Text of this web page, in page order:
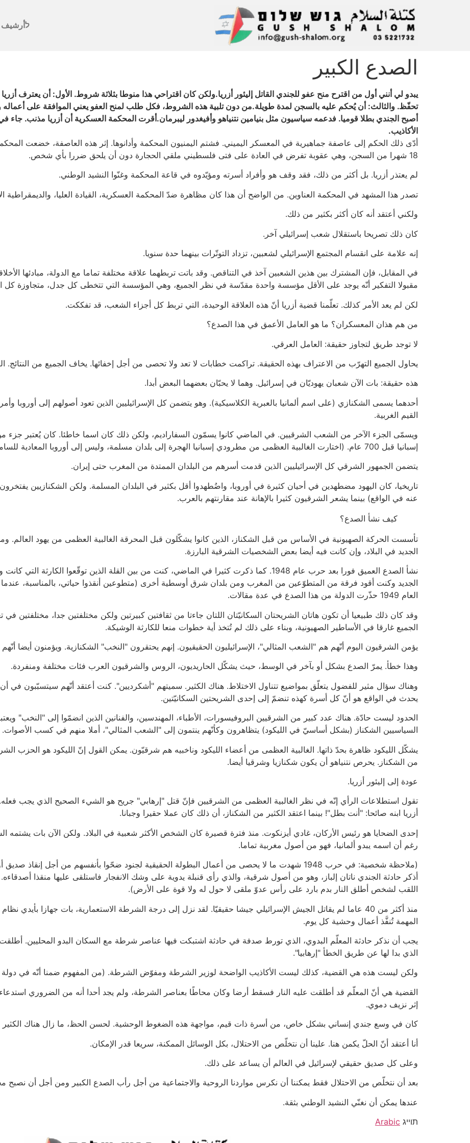
לأرشيف
الصدع الكبير
يبدو لي أنني أول من اقترح منح عفو للجندي القاتل إليئور أزريا.ولكن كان اقتراحي هذا منوطا بثلاثة شروط. الأول: أن يعترف أزريا
تحفّظ. والثالث: أن يُحكم عليه بالسجن لمدة طويلة.من دون تلبية هذه الشروط، فكل طلب لمنح العفو يعني الموافقة على
أصبح الجندي بطلا قوميا. فدعمه سياسيون مثل بنيامين نتنياهو وأفيغدور ليبرمان.أقرت المحكمة العسكرية أن أزريا مذنب.
الأكاذيب.
أدّى ذلك الحكم إلى عاصفة جماهيرية في المعسكر اليميني. فشتم اليمنيون المحكمة وأدانوها. إثر هذه العاصفة، خضعت
18 شهرا من السجن، وهي عقوبة تفرض في العادة على فتى فلسطيني ملقي الحجارة دون أن يلحق ضررا بأي شخص.
لم يعتذر أزريا. بل أكثر من ذلك، فقد وقف هو وأفراد أسرته ومؤيّدوه في قاعة المحكمة وغنّوا النشيد الوطني.
تصدر هذا المشهد في المحكمة العناوين. من الواضح أن هذا كان مظاهرة ضدّ المحكمة العسكرية، القيادة العليا، والديمقراطية
ولكني أعتقد أنه كان أكثر بكثير من ذلك.
كان ذلك تصريحا باستقلال شعب إسرائيلي آخر.
إنه علامة على انقسام المجتمع الإسرائيلي لشعبين، تزداد التوتّرات بينهما حدة سنويا.
في المقابل، فإن المشترك بين هذين الشعبين آخذ في التناقص. وقد باتت تربطهما علاقة مختلفة تماما مع الدولة، مبادئها
مقبولا التفكير أنّه يوجد على الأقل مؤسسة واحدة مقدّسة في نظر الجميع، وهي المؤسسة التي تتخطى كل جدل، متجاوزة كل
لكن لم يعد الأمر كذلك. تعلّمنا قضية أزريا أنّ هذه العلاقة الوحيدة، التي تربط كل أجزاء الشعب، قد تفككت.
من هم هذان المعسكران؟ ما هو العامل الأعمق في هذا الصدع؟
لا توجد طريق لتجاوز حقيقة: العامل العرقي.
يحاول الجميع التهرّب من الاعتراف بهذه الحقيقة. تراكمت خطابات لا تعد ولا تحصى من أجل إخفائها. يخاف الجميع من النتائج.
هذه حقيقة: بات الآن شعبان يهوديّان في إسرائيل. وهما لا يحبّان بعضهما البعض أبدا.
أحدهما يسمى الشكنازي (على اسم ألمانيا بالعبرية الكلاسيكية). وهو يتضمن كل الإسرائيليين الذين تعود أصولهم إلى أوروبا
القيم الغربية.
ويسمّى الجزء الآخر من الشعب الشرقيين. في الماضي كانوا يسمّون السفاراديم، ولكن ذلك كان اسما خاطئا. كان يُعتبر
إسبانيا قبل 700 عام. (اختارت الغالبية العظمى من مطرودي إسبانيا الهجرة إلى بلدان مسلمة، وليس إلى أوروبا المعادية للسامية).
يتضمن الجمهور الشرقي كل الإسرائيليين الذين قدمت أسرهم من البلدان الممتدة من المغرب حتى إيران.
تاريخيا، كان اليهود مضطهدين في أحيان كثيرة في أوروبا، واضُطهدوا أقل بكثير في البلدان المسلمة. ولكن الشكنازيين
عنه في الواقع) بينما يشعر الشرقيون كثيرا بالإهانة عند مقارنتهم بالعرب.
كيف نشأ الصدع؟
تأسست الحركة الصهيونية في الأساس من قبل الشكناز، الذين كانوا يشكّلون قبل المحرقة الغالبية العظمى من يهود العالم.
الجديد في البلاد، وإن كانت فيه أيضا بعض الشخصيات الشرقية البارزة.
نشأ الصدع العميق فورا بعد حرب عام 1948. كما ذكرت كثيرا في الماضي، كنت من بين القلة الذين توقّعوا
الجديد وكنت أقود فرقة من المتطوّعين من المغرب ومن بلدان شرق أوسطية أخرى (متطوعين أنقذوا حياتي، بالمناسبة،
العام 1949 حذّرت الدولة من هذا الصدع في عدة مقالات.
وقد كان ذلك طبيعيا أن تكون هاتان الشريحتان السكانيّتان اللتان جاءتا من ثقافتين كبيرتين ولكن مختلفتين جدا، مختلفتين
الجميع غارقا في الأساطير الصهيونية، وبناء على ذلك لم تُتخذ أية خطوات منعا للكارثة الوشيكة.
يؤمن الشرقيون اليوم أنّهم هم "الشعب المثالي"، الإسرائيليون الحقيقيون. إنهم يحتقرون "النخب" الشكنازية. ويؤمنون أيضا
وهذا خطأ. يمرّ الصدع بشكل أو بآخر في الوسط، حيث يشكّل الحاريديون، الروس والشرقيون العرب فئات مختلفة ومنفردة.
وهناك سؤال مثير للفضول يتعلّق بمواضيع تتناول الاختلاط. هناك الكثير. سميتهم "أشكرديين". كنت أعتقد أنّهم سيتسبّبون في
يحدث في الواقع هو أنّ كل أسرة كهذه تنضمّ إلى إحدى الشريحتين السكانيّتين.
الحدود ليست حادّة. هناك عدد كبير من الشرقيين البروفيسورات، الأطباء، المهندسين، والفنانين الذين انضمّوا إلى "النخب"
السياسيين الشكناز (بشكل أساسيّ في الليكود) يتظاهرون وكأنّهم ينتمون إلى "الشعب المثالي"، أملا منهم في كسب الأصوات.
يشكّل الليكود ظاهرة بحدّ ذاتها. الغالبية العظمى من أعضاء الليكود وناخبيه هم شرقيّون. يمكن القول إنّ الليكود هو الحزب
من الشكناز. يحرص نتنياهو أن يكون شكنازيا وشرقيا أيضا.
عودة إلى إليئور أزريا.
تقول استطلاعات الرأي إنّه في نظر الغالبية العظمى من الشرقيين فإنّ قتل "إرهابي" جريح هو الشيء الصحيح الذي يجب
أزريا ابنه صائحا: "أنت بطل"! بينما اعتقد الكثير من الشكناز، أن ذلك كان عملا حقيرا وجبانا.
إحدى الضحايا هو رئيس الأركان، غادي أيزنكوت. منذ فترة قصيرة كان الشخص الأكثر شعبية في البلاد. ولكن الآن بات يشتمه
رغم أن اسمه يبدو ألمانيا، فهو من أصول مغربية تماما.
(ملاحظة شخصية: في حرب 1948 شهدت ما لا يحصى من أعمال البطولة الحقيقية لجنود ضحّوا بأنفسهم من أجل
أذكر حادثة الجندي ناتان إلباز، وهو من أصول شرقية، والذي رأى قنبلة يدوية على وشك الانفجار فاستلقى عليها منقذا
اللقب لشخص أطلق النار بدم بارد على رأس عدوّ ملقى لا حول له ولا قوة على الأرض).
منذ أكثر من 40 عاما لم يقاتل الجيش الإسرائيلي جيشا حقيقيّا. لقد نزل إلى درجة الشرطة الاستعمارية، بات جهازا
المهمة تُنفَّذ أعمال وحشية كل يوم.
يجب أن نذكر حادثة المعلّم البدوي، الذي تورط صدفة في حادثة اشتبكت فيها عناصر شرطة مع السكان البدو المحليين.
الذي بدا لها عن طريق الخطأ "إرهابيا".
ولكن ليست هذه هي القضية، كذلك ليست الأكاذيب الواضحة لوزير الشرطة ومفوّض الشرطة. (من المفهوم ضمنا أنّه في دولة
إثر نزيف دموي.
كان في وسع جندي إنساني بشكل خاص، من أسرة ذات قيم، مواجهة هذه الضغوط الوحشية. لحسن الحظ، ما زال هناك الكثير
أنا أعتقد أنّ الحلّ يكمن هنا. علينا أن نتخلّص من الاحتلال، بكل الوسائل الممكنة، سريعا قدر الإمكان.
وعلى كل صديق حقيقي لإسرائيل في العالم أن يساعد على ذلك.
بعد أن نتخلّص من الاحتلال فقط يمكننا أن نكرس مواردنا الروحية والاجتماعية من أجل رأب الصدع الكبير ومن أجل أن نصبح
عندها يمكن أن نغنّي النشيد الوطني بثقة.
תוייג Arabic